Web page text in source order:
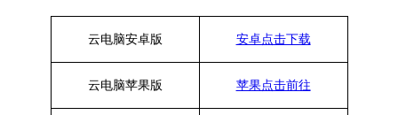
云电脑安卓版 安卓点击下载
云电脑苹果版 苹果点击前往